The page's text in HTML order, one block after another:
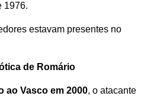
1976.
estavam presentes no
de Romário
ao Vasco em 2000, o atacante